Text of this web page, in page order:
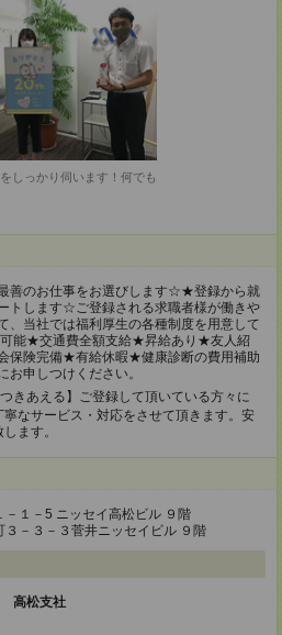
しっかり伺います！何でも
善のお仕事をお選びします☆★登録から就
トします☆ご登録される求職者様が働きや
、当社では福利厚生の各種制度を用意して
能★交通費全額支給★昇給あり★友人紹
保険完備★有給休暇★健康診断の費用補助
申しつけください。
きあえる】ご登録して頂いている方々に
なサービス・対応をさせて頂きます。安
ます。
１－5 ニッセイ高松ビル ９階
－３－３菅井ニッセイビル ９階
高松支社